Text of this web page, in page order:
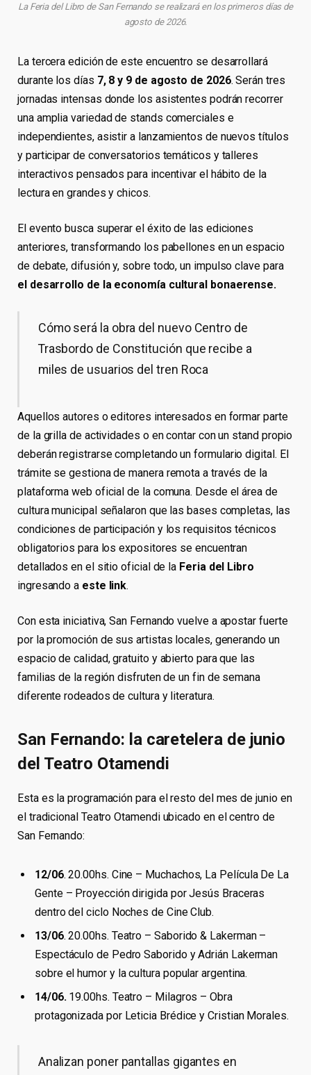
La Feria del Libro de San Fernando se realizará en los primeros días de
agosto de 2026.
La tercera edición de este encuentro se desarrollará
durante los días 7, 8 y 9 de agosto de 2026. Serán tres
jornadas intensas donde los asistentes podrán recorrer
una amplia variedad de stands comerciales e
independientes, asistir a lanzamientos de nuevos títulos
y participar de conversatorios temáticos y talleres
interactivos pensados para incentivar el hábito de la
lectura en grandes y chicos.
El evento busca superar el éxito de las ediciones
anteriores, transformando los pabellones en un espacio
de debate, difusión y, sobre todo, un impulso clave para
el desarrollo de la economía cultural bonaerense.
Cómo será la obra del nuevo Centro de
Trasbordo de Constitución que recibe a
miles de usuarios del tren Roca
Aquellos autores o editores interesados en formar parte
de la grilla de actividades o en contar con un stand propio
deberán registrarse completando un formulario digital. El
trámite se gestiona de manera remota a través de la
plataforma web oficial de la comuna. Desde el área de
cultura municipal señalaron que las bases completas, las
condiciones de participación y los requisitos técnicos
obligatorios para los expositores se encuentran
detallados en el sitio oficial de la Feria del Libro
ingresando a este link.
Con esta iniciativa, San Fernando vuelve a apostar fuerte
por la promoción de sus artistas locales, generando un
espacio de calidad, gratuito y abierto para que las
familias de la región disfruten de un fin de semana
diferente rodeados de cultura y literatura.
San Fernando: la caretelera de junio
del Teatro Otamendi
Esta es la programación para el resto del mes de junio en
el tradicional Teatro Otamendi ubicado en el centro de
San Fernando:
12/06. 20.00hs. Cine – Muchachos, La Película De La
Gente – Proyección dirigida por Jesús Braceras
dentro del ciclo Noches de Cine Club.
13/06. 20.00hs. Teatro – Saborido & Lakerman –
Espectáculo de Pedro Saborido y Adrián Lakerman
sobre el humor y la cultura popular argentina.
14/06.19.00hs. Teatro – Milagros – Obra
protagonizada por Leticia Brédice y Cristian Morales.
Analizan poner pantallas gigantes en